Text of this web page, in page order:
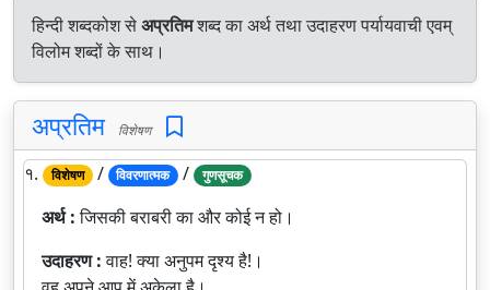
हिन्दी शब्दकोश सेअप्रतिमशब्द का अर्थ तथा उदाहरण पर्यायवाची एवम्
विलोम शब्दों के साथ।
अप्रतिम विशेषण
१. विशेषण / विवरणात्मक / गुणसूचक
अर्थ :जिसकी बराबरी का और कोई न हो।
उदाहरण :वाह! क्या अनुपम दृश्य है!।